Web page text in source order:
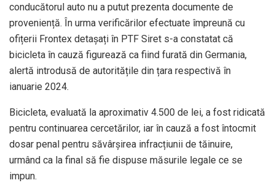
conducătorul auto nu a putut prezenta documente de
proveniență. În urma verificărilor efectuate împreună cu
ofițerii Frontex detașați în PTF Siret s-a constatat că
bicicleta în cauză figurează ca fiind furată din Germania,
alertă introdusă de autoritățile din țara respectivă în
ianuarie 2024.
Bicicleta, evaluată la aproximativ 4.500 de lei, a fost ridicată
pentru continuarea cercetărilor, iar în cauză a fost întocmit
dosar penal pentru săvârșirea infracțiunii de tăinuire,
urmând ca la final să fie dispuse măsurile legale ce se
impun.